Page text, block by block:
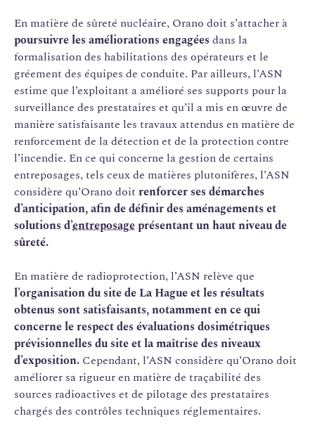
En matière de sûreté nucléaire, Orano doit s’attacher à
poursuivre les améliorations engagées dans la
formalisation des habilitations des opérateurs et le
gréement des équipes de conduite. Par ailleurs, l’ASN
estime que l’exploitant a amélioré ses supports pour la
surveillance des prestataires et qu’il a mis en œuvre de
manière satisfaisante les travaux attendus en matière de
renforcement de la détection et de la protection contre
l’incendie. En ce qui concerne la gestion de certains
entreposages, tels ceux de matières plutonifères, l’ASN
considère qu’Orano doit renforcer ses démarches
d’anticipation, afin de définir des aménagements et
solutions d’entreposageprésentant un haut niveau de
sûreté.
En matière de radioprotection, l’ASN relève que
l’organisation du site de La Hague et les résultats
obtenus sont satisfaisants, notamment en ce qui
concerne le respect des évaluations dosimétriques
prévisionnelles du site et la maîtrise des niveaux
d’exposition. Cependant, l’ASN considère qu’Orano doit
améliorer sa rigueur en matière de traçabilité des
sources radioactives et de pilotage des prestataires
chargés des contrôles techniques réglementaires.